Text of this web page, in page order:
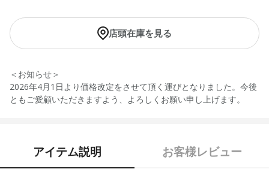
店頭在庫を見る
＜お知らせ＞
2026年4月1日より価格改定をさせて頂く運びとなりました。今後
ともご愛顧いただきますよう、よろしくお願い申し上げます。
アイテム説明 お客様レビュー